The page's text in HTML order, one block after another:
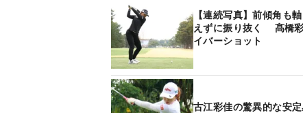
【連続写真】前傾角も
えずに振り抜く 髙橋
イバーショット
古江彩佳の驚異的な安